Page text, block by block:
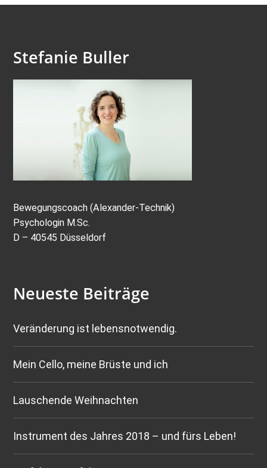
Stefanie Buller
Bewegungscoach (Alexander-Technik)
Psychologin M.Sc.
D – 40545 Düsseldorf
Neueste Beiträge
Veränderung ist lebensnotwendig.
Mein Cello, meine Brüste und ich
Lauschende Weihnachten
Instrument des Jahres 2018 – und fürs Leben!